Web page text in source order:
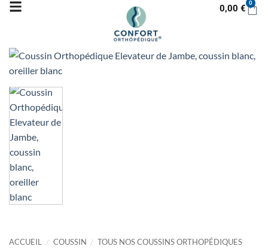
0,00 €
0
ACCUEIL / COUSSIN / TOUS NOS COUSSINS ORTHOPÉDIQUES